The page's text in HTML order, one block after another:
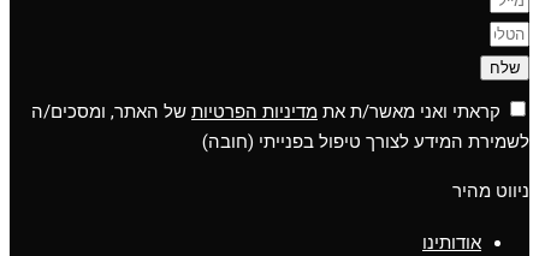
שלח
קראתי ואני מאשר/ת אתמדיניות הפרטיותשל האתר, ומסכים/ה
לשמירת המידע לצורך טיפול בפנייתי (חובה)
ניווט מהיר
אודותינו